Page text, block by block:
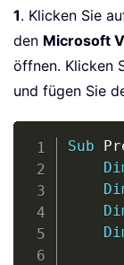
1. Klicken Sie
den Microsoft
öffnen. Klicken
und fügen Sie
Sub